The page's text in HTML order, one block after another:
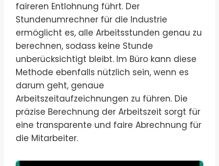
faireren Entlohnung führt. Der
Stundenumrechner für die Industrie
ermöglicht es, alle Arbeitsstunden genau zu
berechnen, sodass keine Stunde
unberücksichtigt bleibt. Im Büro kann diese
Methode ebenfalls nützlich sein, wenn es
darum geht, genaue
Arbeitszeitaufzeichnungen zu führen. Die
präzise Berechnung der Arbeitszeit sorgt für
eine transparente und faire Abrechnung für
die Mitarbeiter.